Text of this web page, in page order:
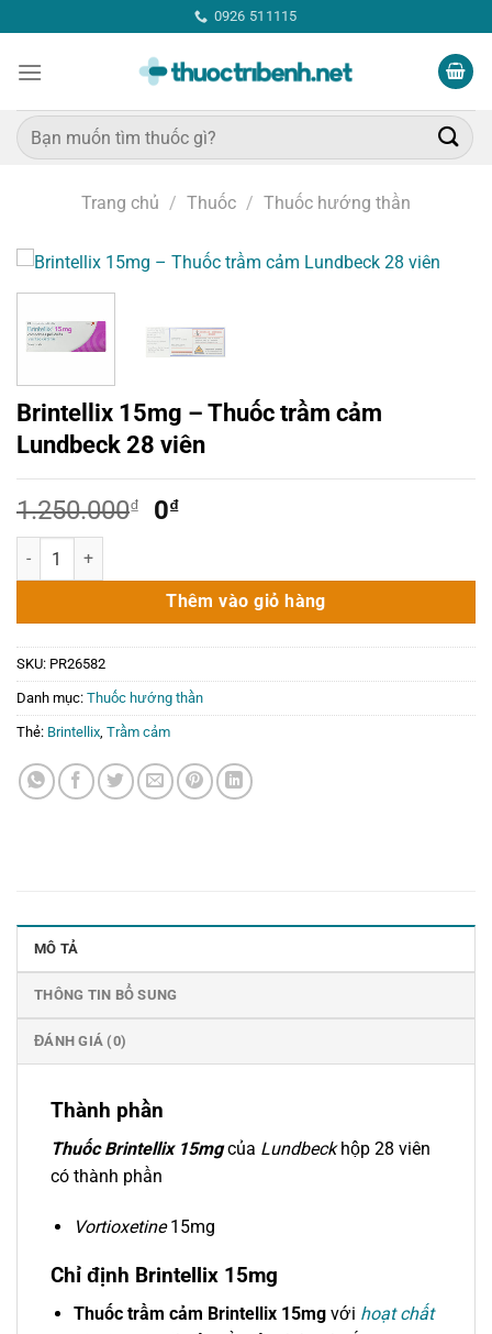
qua
nội
0926 511115
Tìm
kiếm:
Trang chủ / Thuốc / Thuốc hướng thần
Brintellix 15mg – Thuốc trầm cảm
Lundbeck 28 viên
1.250.000₫
Giá
1.250.000₫.
0₫Giá
là:
0₫.
Brintellix 15mg – Thuốc trầm cảm Lundbeck 28 viên số lượng
Thêm vào giỏ hàng
SKU: PR26582
Danh mục: Thuốc hướng thần
Thẻ: Brintellix, Trầm cảm
MÔ TẢ
THÔNG TIN BỔ SUNG
ĐÁNH GIÁ (0)
Thành phần
Thuốc Brintellix 15mgcủa Lundbeckhộp 28 viên
có thành phần
Vortioxetine15mg
Chỉ định Brintellix 15mg
Thuốc trầm cảm Brintellix 15mgvới hoạt chất